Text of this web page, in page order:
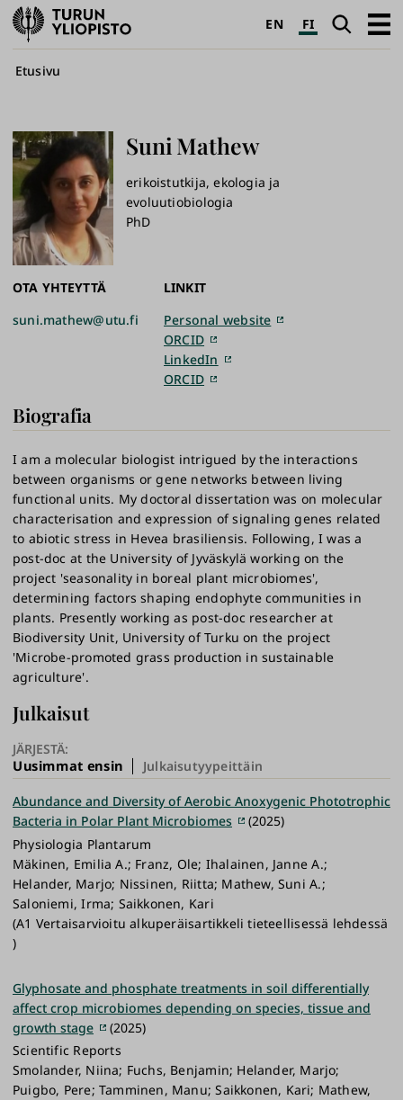
Turun
yliopisto
EN FI Haku
Avaa
Murupolku
Etusivu
Suni Mathew
erikoistutkija, ekologia ja
evoluutiobiologia
PhD
OTA YHTEYTTÄ
suni.mathew@utu.fi
LINKIT
Personal website
ORCID
LinkedIn
ORCID
Biografia
I am a molecular biologist intrigued by the interactions
between organisms or gene networks between living
functional units. My doctoral dissertation was on molecular
characterisation and expression of signaling genes related
to abiotic stress in Hevea brasiliensis. Following, I was a
post-doc at the University of Jyväskylä working on the
project 'seasonality in boreal plant microbiomes',
determining factors shaping endophyte communities in
plants. Presently working as post-doc researcher at
Biodiversity Unit, University of Turku on the project
'Microbe-promoted grass production in sustainable
agriculture'.
Julkaisut
JÄRJESTÄ:
Uusimmat ensin Julkaisutyypeittäin
Abundance and Diversity of Aerobic Anoxygenic Phototrophic
Bacteria in Polar Plant Microbiomes
(2025)
Physiologia Plantarum
Mäkinen, Emilia A.; Franz, Ole; Ihalainen, Janne A.;
Helander, Marjo; Nissinen, Riitta; Mathew, Suni A.;
Saloniemi, Irma; Saikkonen, Kari
(A1 Vertaisarvioitu alkuperäisartikkeli tieteellisessä lehdessä
)
Glyphosate and phosphate treatments in soil differentially
affect crop microbiomes depending on species, tissue and
growth stage
(2025)
Scientific Reports
Smolander, Niina; Fuchs, Benjamin; Helander, Marjo;
Puigbo, Pere; Tamminen, Manu; Saikkonen, Kari; Mathew,